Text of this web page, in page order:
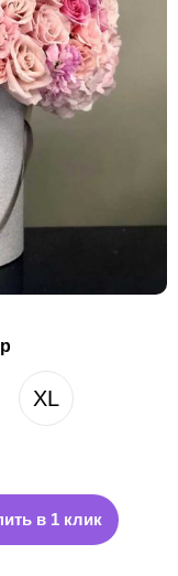
XL
в 1 клик